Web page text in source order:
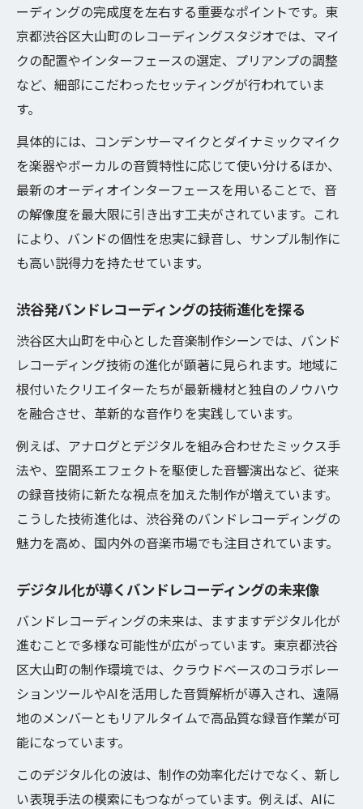
ーディングの完成度を左右する重要なポイントです。東
京都渋谷区大山町のレコーディングスタジオでは、マイ
クの配置やインターフェースの選定、プリアンプの調整
など、細部にこだわったセッティングが行われていま
す。
具体的には、コンデンサーマイクとダイナミックマイク
を楽器やボーカルの音質特性に応じて使い分けるほか、
最新のオーディオインターフェースを用いることで、音
の解像度を最大限に引き出す工夫がされています。これ
により、バンドの個性を忠実に録音し、サンプル制作に
も高い説得力を持たせています。
渋谷発バンドレコーディングの技術進化を探る
渋谷区大山町を中心とした音楽制作シーンでは、バンド
レコーディング技術の進化が顕著に見られます。地域に
根付いたクリエイターたちが最新機材と独自のノウハウ
を融合させ、革新的な音作りを実践しています。
例えば、アナログとデジタルを組み合わせたミックス手
法や、空間系エフェクトを駆使した音響演出など、従来
の録音技術に新たな視点を加えた制作が増えています。
こうした技術進化は、渋谷発のバンドレコーディングの
魅力を高め、国内外の音楽市場でも注目されています。
デジタル化が導くバンドレコーディングの未来像
バンドレコーディングの未来は、ますますデジタル化が
進むことで多様な可能性が広がっています。東京都渋谷
区大山町の制作環境では、クラウドベースのコラボレー
ションツールやAIを活用した音質解析が導入され、遠隔
地のメンバーともリアルタイムで高品質な録音作業が可
能になっています。
このデジタル化の波は、制作の効率化だけでなく、新し
い表現手法の模索にもつながっています。例えば、AIに